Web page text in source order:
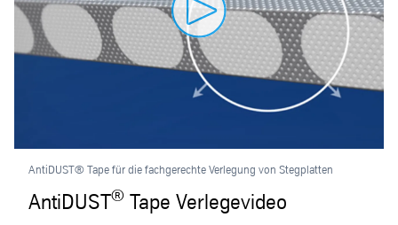
AntiDUST® Tape für die fachgerechte Verlegung von Stegplatten
AntiDUST® Tape Verlegevideo